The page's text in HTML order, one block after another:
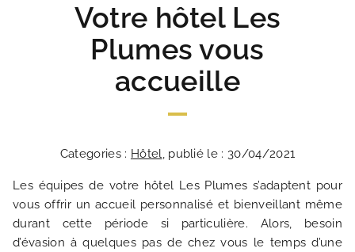
Votre hôtel Les
Plumes vous
accueille
Categories : Hôtel, publié le : 30/04/2021
Les équipes de votre hôtel Les Plumes s’adaptent pour
vous offrir un accueil personnalisé et bienveillant même
durant cette période si particulière. Alors, besoin
d’évasion à quelques pas de chez vous le temps d’une